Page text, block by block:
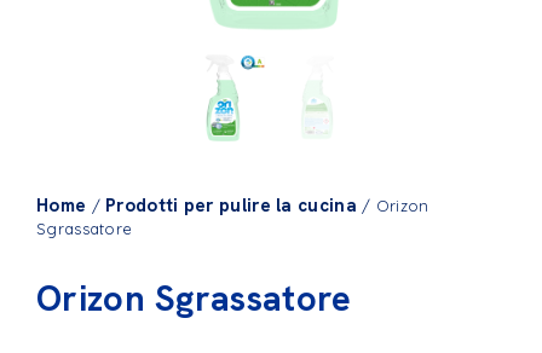
Home / Prodotti per pulire la cucina / Orizon
Sgrassatore
Orizon Sgrassatore